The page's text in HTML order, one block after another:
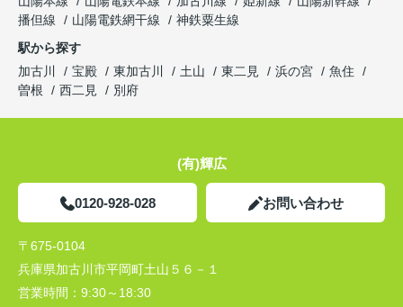
播但線
山陽電鉄網干線
神鉄粟生線
駅から探す
加古川
宝殿 東加古川 土山 東二見 浜の宮
魚住
曽根
西二見 別府
(有)輝広
0120-928-028 お問い合わせ
〒675-0104
兵庫県加古川市平岡町土山５６－１
営業時間： 9:30～18:30